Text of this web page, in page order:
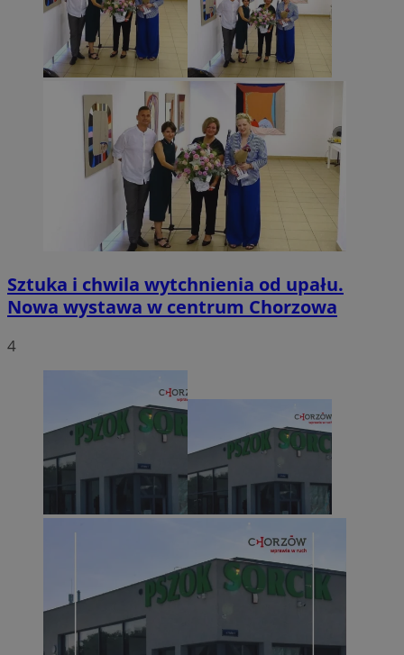
Sztuka i chwila wytchnienia od upału.
Nowa wystawa w centrum Chorzowa
4